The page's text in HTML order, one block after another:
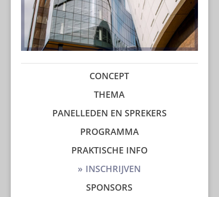
CONCEPT
THEMA
PANELLEDEN EN SPREKERS
PROGRAMMA
PRAKTISCHE INFO
INSCHRIJVEN
SPONSORS